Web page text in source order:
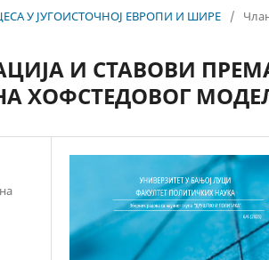
У ЈУГОИСТОЧНОЈ ЕВРОПИ И ШИРЕ
/
И СТАВОВИ
ХОФСТЕДОВОГ